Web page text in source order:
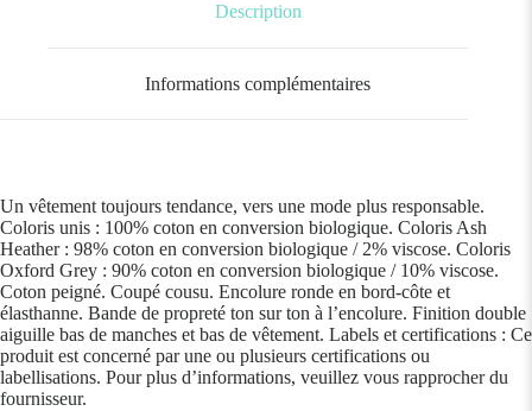
Description
Informations complémentaires
Un vêtement toujours tendance, vers une mode plus responsable.
Coloris unis : 100% coton en conversion biologique. Coloris Ash
Heather : 98% coton en conversion biologique / 2% viscose. Coloris
Oxford Grey : 90% coton en conversion biologique / 10% viscose.
Coton peigné. Coupé cousu. Encolure ronde en bord-côte et
élasthanne. Bande de propreté ton sur ton à l’encolure. Finition double
aiguille bas de manches et bas de vêtement. Labels et certifications : Ce
produit est concerné par une ou plusieurs certifications ou
labellisations. Pour plus d’informations, veuillez vous rapprocher du
fournisseur.